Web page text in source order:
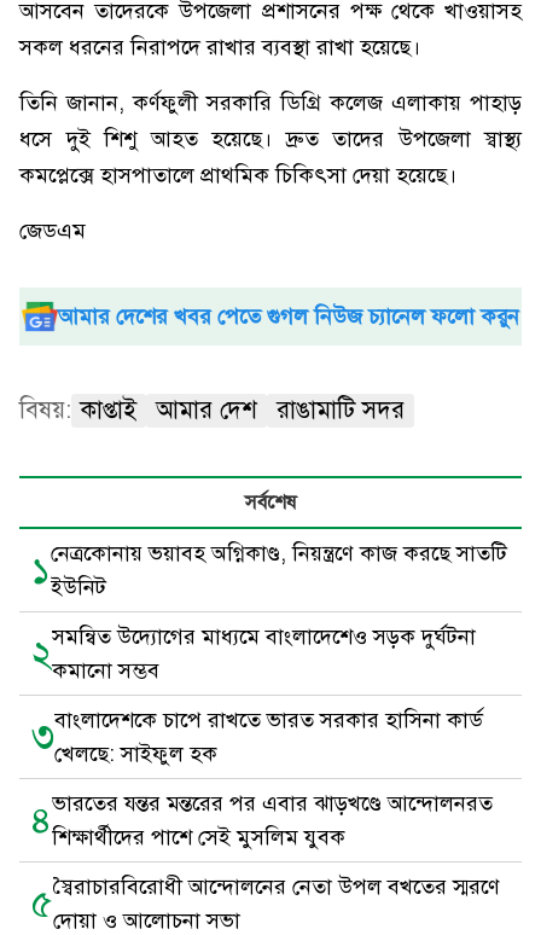
আসবেন তাদেরকে উপজেলা প্রশাসনের পক্ষ থেকে খাওয়াসহ
সকল ধরনের নিরাপদে রাখার ব্যবস্থা রাখা হয়েছে।
তিনি জানান, কর্ণফুলী সরকারি ডিগ্রি কলেজ এলাকায় পাহাড়
ধসে দুই শিশু আহত হয়েছে। দ্রুত তাদের উপজেলা স্বাস্থ্য
কমপ্লেক্সে হাসপাতালে প্রাথমিক চিকিৎসা দেয়া হয়েছে।
জেডএম
আমার দেশের খবর পেতে গুগল নিউজ চ্যানেল ফলো করুন
বিষয়: কাপ্তাই আমার দেশ রাঙামাটি সদর
সর্বশেষ
১নেত্রকোনায় ভয়াবহ অগ্নিকাণ্ড, নিয়ন্ত্রণে কাজ করছে সাতটি
ইউনিট
২সমন্বিত উদ্যোগের মাধ্যমে বাংলাদেশেও সড়ক দুর্ঘটনা
কমানো সম্ভব
৩বাংলাদেশকে চাপে রাখতে ভারত সরকার হাসিনা কার্ড
খেলছে: সাইফুল হক
৪ভারতের যন্তর মন্তরের পর এবার ঝাড়খণ্ডে আন্দোলনরত
শিক্ষার্থীদের পাশে সেই মুসলিম যুবক
৫স্বৈরাচারবিরোধী আন্দোলনের নেতা উপল বখতের স্মরণে
দোয়া ও আলোচনা সভা